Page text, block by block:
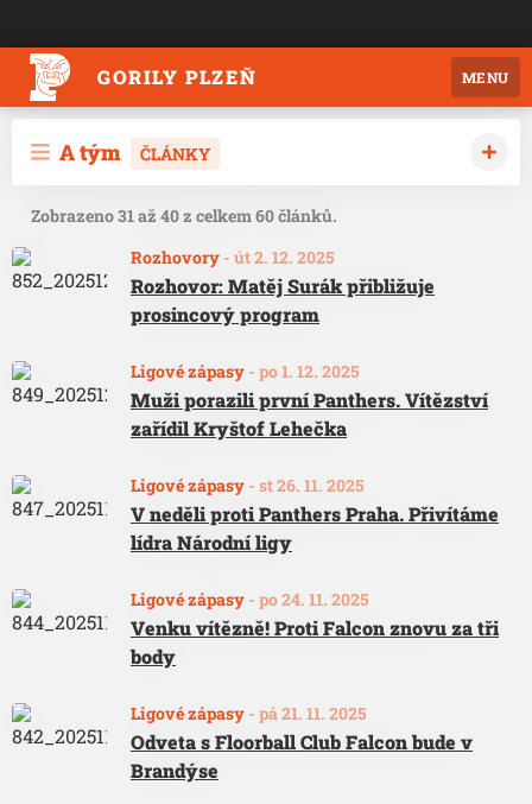
GORILY PLZEŇ MENU
A tým ČLÁNKY
Zobrazeno 31 až 40 z celkem 60 článků.
Rozhovory - út 2. 12. 2025
Rozhovor: Matěj Surák přibližuje
prosincový program
Ligové zápasy - po 1. 12. 2025
Muži porazili první Panthers. Vítězství
zařídil Kryštof Lehečka
Ligové zápasy - st 26. 11. 2025
V neděli proti Panthers Praha. Přivítáme
lídra Národní ligy
Ligové zápasy - po 24. 11. 2025
Venku vítězně! Proti Falcon znovu za tři
body
Ligové zápasy - pá 21. 11. 2025
Odveta s Floorball Club Falcon bude v
Brandýse